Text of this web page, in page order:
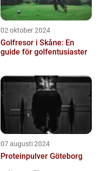
02 oktober 2024
Golfresor i Skåne: En
guide för golfentusiaster
07 augusti 2024
Proteinpulver Göteborg